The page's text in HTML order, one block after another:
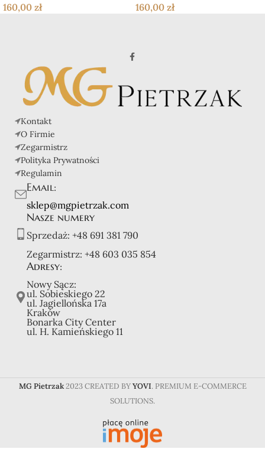
160,00 zł
160,00 zł
Kontakt
O Firmie
Zegarmistrz
Polityka Prywatności
Regulamin
Email:
sklep@mgpietrzak.com
Nasze numery
Sprzedaż: +48 691 381 790
Zegarmistrz: +48 603 035 854
Adresy:
Nowy Sącz:
ul. Sobieskiego 22
ul. Jagiellońska 17a
Kraków
Bonarka City Center
ul. H. Kamieńskiego 11
MG Pietrzak 2023 CREATED BYYOVI. PREMIUM E-COMMERCE
SOLUTIONS.